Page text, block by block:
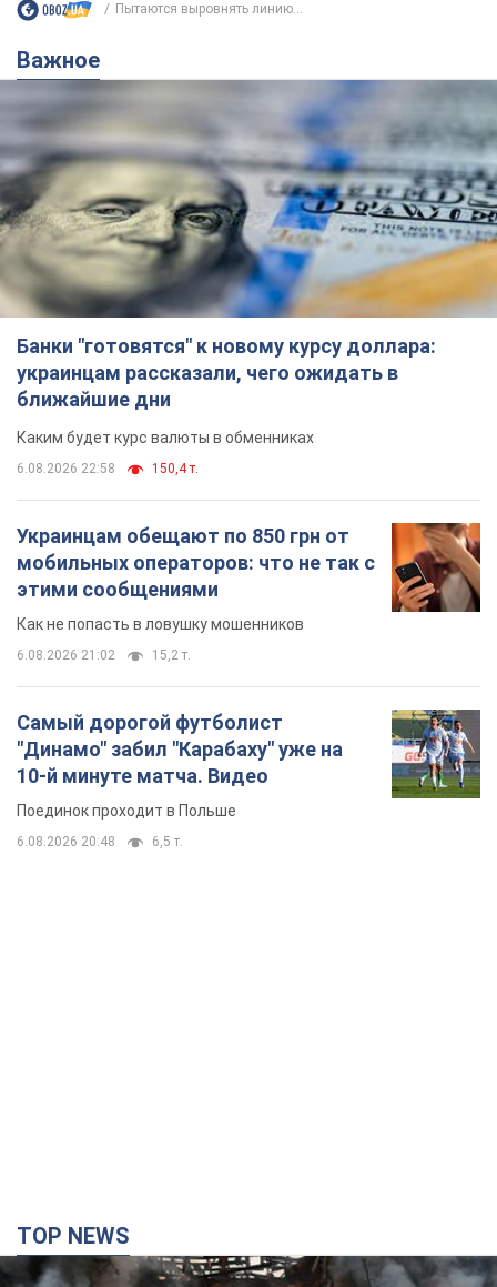
Пытаются выровнять линию...
Важное
Банки "готовятся" к новому курсу доллара:
украинцам рассказали, чего ожидать в
ближайшие дни
Каким будет курс валюты в обменниках
6.08.2026 22:58 150,4 т.
Украинцам обещают по 850 грн от
мобильных операторов: что не так с
этими сообщениями
Как не попасть в ловушку мошенников
6.08.2026 21:02 15,2 т.
Самый дорогой футболист
"Динамо" забил "Карабаху" уже на
10-й минуте матча. Видео
Поединок проходит в Польше
6.08.2026 20:48 6,5 т.
TOP NEWS